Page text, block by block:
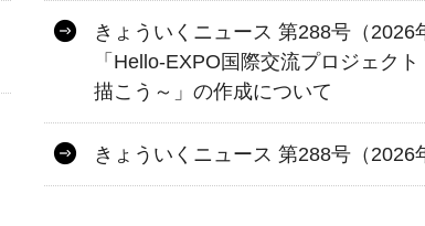
きょういくニュース 第288号（2026
「Hello-EXPO国際交流プロジェク
描こう～」の作成について
きょういくニュース 第288号（2026